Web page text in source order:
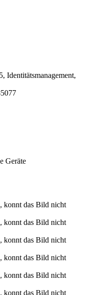
Identitätsmanagement,
Geräte